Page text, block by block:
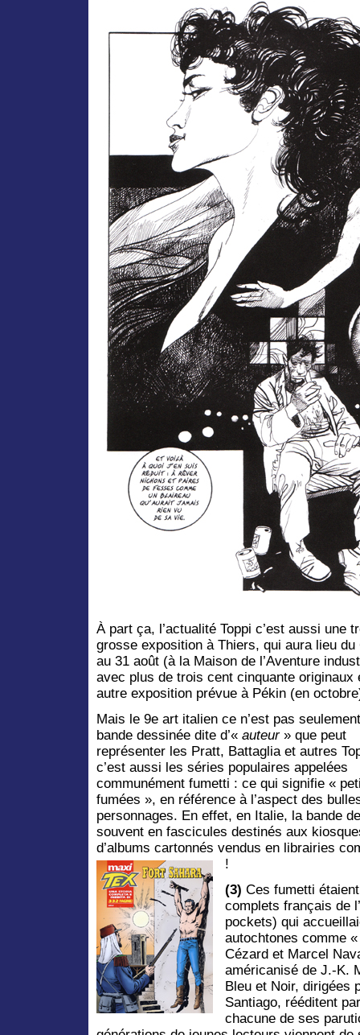
À part ça, l’actualité Toppi c’est aussi une
grosse exposition à Thiers, qui aura lieu du
au 31 août (à la Maison de l’Aventure
avec plus de trois cent cinquante originaux
autre exposition prévue à Pékin (en
Mais le 9e art italien ce n’est pas
bande dessinée dite d’« auteur » que peut
représenter les Pratt, Battaglia et autres
c’est aussi les séries populaires appelées
communément fumetti : ce qui signifie «
fumées », en référence à l’aspect des
personnages. En effet, en Italie, la bande
souvent en fascicules destinés aux
d’albums cartonnés vendus en librairies
!
(3) Ces fumetti
complets français de
pockets) qui
autochtones comme
Cézard et Marcel
américanisé de J.-K.
Bleu et Noir, dirigées
Santiago, rééditent
chacune de ses